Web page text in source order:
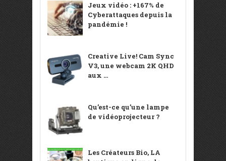
Jeux vidéo : +167% de
Cyberattaques depuis la
pandémie !
Creative Live! Cam Sync
V3, une webcam 2K QHD
aux ...
Qu’est-ce qu’une lampe
de vidéoprojecteur ?
Les Créateurs Bio, LA